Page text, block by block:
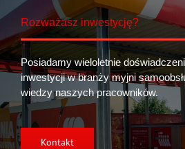
Rozważasz inwestycję?
Posiadamy wieloletnie
inwestycji w branży myjni
wiedzy naszych pracowników.
Kontakt